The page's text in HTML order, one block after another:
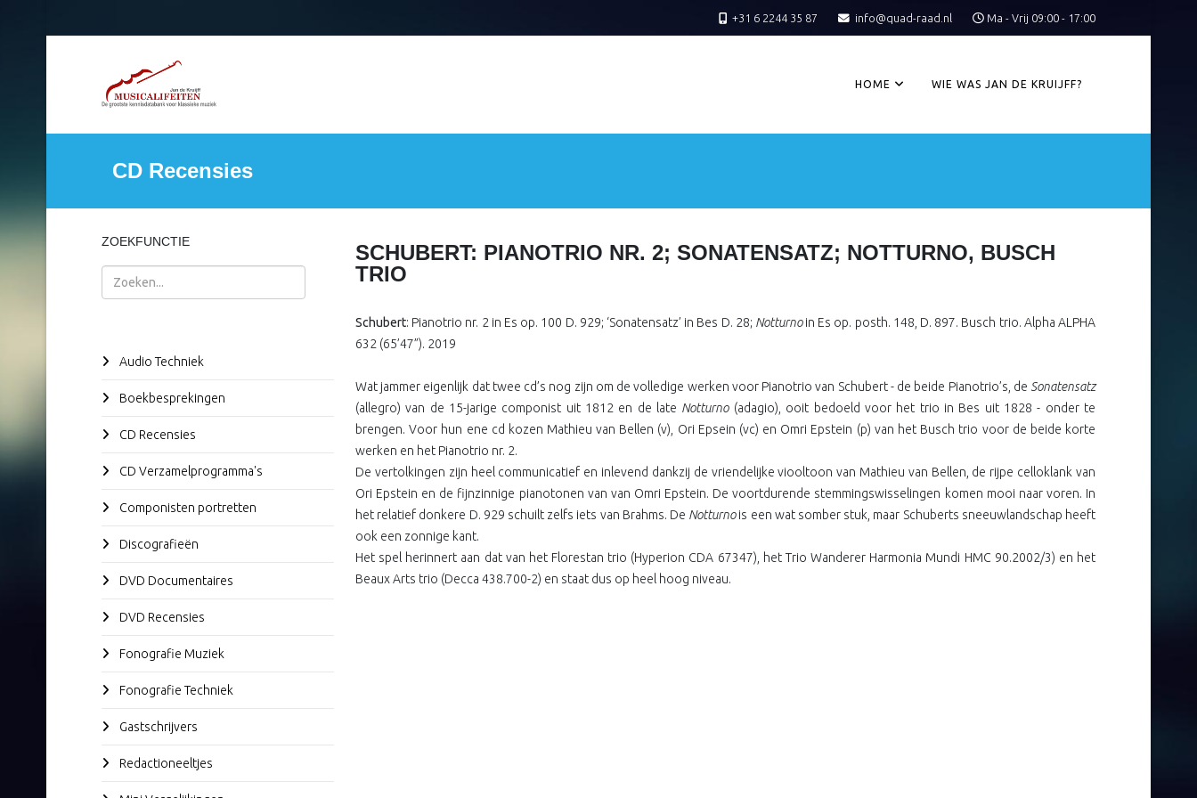
+31 6 2244 35 87 info@quad-raad.nl Ma - Vrij 09:00 - 17:00
HOME WIE WAS JAN DE KRUIJFF?
CD Recensies
ZOEKFUNCTIE
Zoeken
Audio Techniek
Boekbesprekingen
CD Recensies
CD Verzamelprogramma's
Componisten portretten
Discografieën
DVD Documentaires
DVD Recensies
Fonografie Muziek
Fonografie Techniek
Gastschrijvers
Redactioneeltjes
SCHUBERT: PIANOTRIO NR. 2; SONATENSATZ; NOTTURNO, BUSCH
TRIO
Schubert: Pianotrio nr. 2 in Es op. 100 D. 929; ‘Sonatensatz’ in Bes D. 28; Notturnoin Es op. posth. 148, D. 897. Busch trio. Alpha ALPHA
632 (65’47”). 2019
Wat jammer eigenlijk dat twee cd’s nog zijn om de volledige werken voor Pianotrio van Schubert - de beide Pianotrio’s, de Sonatensatz
(allegro) van de 15-jarige componist uit 1812 en de late Notturno(adagio), ooit bedoeld voor het trio in Bes uit 1828 - onder te
brengen. Voor hun ene cd kozen Mathieu van Bellen (v), Ori Epsein (vc) en Omri Epstein (p) van het Busch trio voor de beide korte
werken en het Pianotrio nr. 2.
De vertolkingen zijn heel communicatief en inlevend dankzij de vriendelijke viooltoon van Mathieu van Bellen, de rijpe celloklank van
Ori Epstein en de fijnzinnige pianotonen van van Omri Epstein. De voortdurende stemmingswisselingen komen mooi naar voren. In
het relatief donkere D. 929 schuilt zelfs iets van Brahms. De Notturnois een wat somber stuk, maar Schuberts sneeuwlandschap heeft
ook een zonnige kant.
Het spel herinnert aan dat van het Florestan trio (Hyperion CDA 67347), het Trio Wanderer Harmonia Mundi HMC 90.2002/3) en het
Beaux Arts trio (Decca 438.700-2) en staat dus op heel hoog niveau.